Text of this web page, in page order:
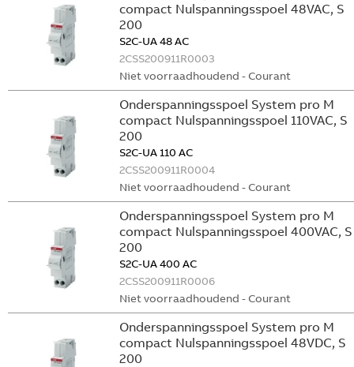
compact Nulspanningsspoel 48VAC, S
200
S2C-UA 48 AC
2CSS200911R0003
Niet voorraadhoudend - Courant
Onderspanningsspoel System pro M
compact Nulspanningsspoel 110VAC, S
200
S2C-UA 110 AC
2CSS200911R0004
Niet voorraadhoudend - Courant
Onderspanningsspoel System pro M
compact Nulspanningsspoel 400VAC, S
200
S2C-UA 400 AC
2CSS200911R0006
Niet voorraadhoudend - Courant
Onderspanningsspoel System pro M
compact Nulspanningsspoel 48VDC, S
200